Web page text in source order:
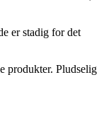
er stadig for det
produkter. Pludselig